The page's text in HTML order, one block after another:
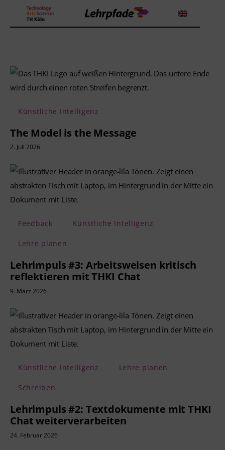
Theorien und Methoden
Tools
Lehrstrategie
Über uns
Künstliche Intelligenz
The Model is the Message
2. Juli 2026
Feedback Künstliche Intelligenz
Lehre planen
Lehrimpuls #3: Arbeitsweisen kritisch
reflektieren mit THKI Chat
9. März 2026
Künstliche Intelligenz Lehre planen
Schreiben
Lehrimpuls #2: Textdokumente mit THKI
Chat weiterverarbeiten
24. Februar 2026